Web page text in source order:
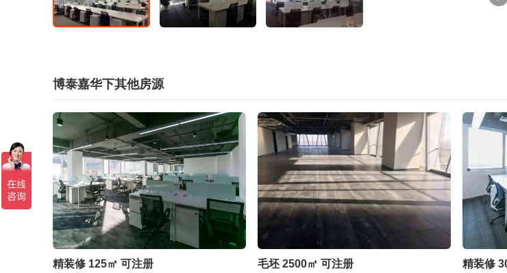
博泰嘉华下其他房源
精装修 125㎡ 可注册 毛坯 2500㎡ 可注册 精装修